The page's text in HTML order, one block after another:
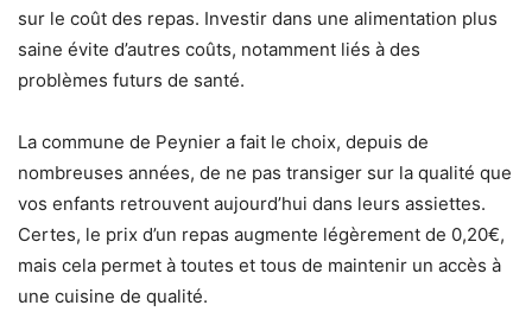
sur le coût des repas. Investir dans une alimentation plus
saine évite d’autres coûts, notamment liés à des
problèmes futurs de santé.
La commune de Peynier a fait le choix, depuis de
nombreuses années, de ne pas transiger sur la qualité que
vos enfants retrouvent aujourd’hui dans leurs assiettes.
Certes, le prix d’un repas augmente légèrement de 0,20€,
mais cela permet à toutes et tous de maintenir un accès à
une cuisine de qualité.